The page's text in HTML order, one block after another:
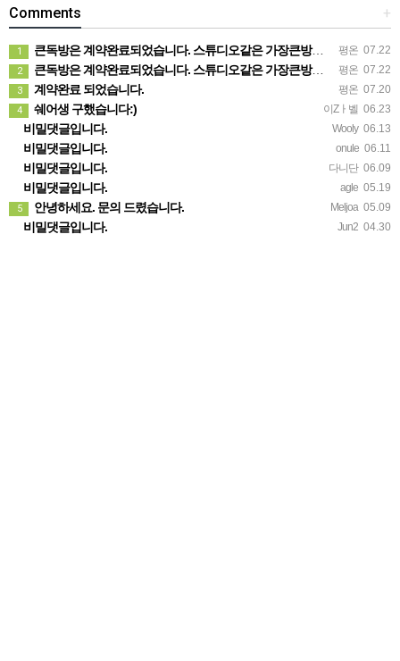
+
Comments
평온 07.22
1 큰독방은 계약완료되었습니다. 스튜디오같은 가장큰방을 2인동시 또는 혼자서 큰독방으로도 즉시입주 가능합니다.
평온 07.22
2 큰독방은 계약완료되었습니다. 스튜디오같은 가장큰방을 2인동시 또는 혼자서 큰독방으로도 즉시입주 가능합니다.
평온 07.20
3 계약완료 되었습니다.
이Zㅏ벨 06.23
4 쉐어생 구했습니다:)
Wooly 06.13
비밀댓글입니다.
onule 06.11
비밀댓글입니다.
다니단 06.09
비밀댓글입니다.
agle 05.19
비밀댓글입니다.
Meljoa 05.09
5 안녕하세요. 문의 드렸습니다.
Jun2 04.30
비밀댓글입니다.